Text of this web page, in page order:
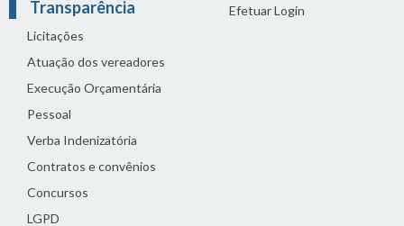
Transparência
Licitações
Atuação dos vereadores
Execução Orçamentária
Pessoal
Verba Indenizatória
Contratos e convênios
Concursos
LGPD
Efetuar Login